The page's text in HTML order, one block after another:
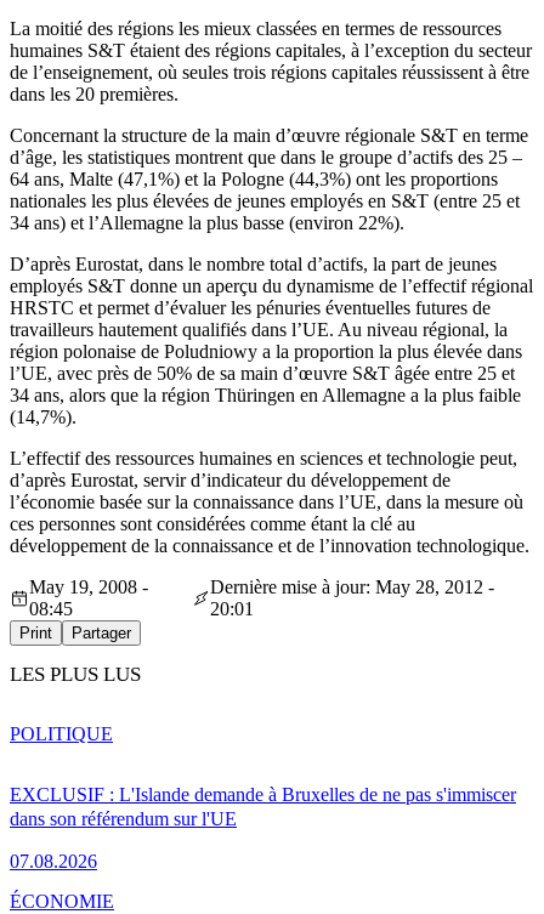
La moitié des régions les mieux classées en termes de ressources
humaines S&T étaient des régions capitales, à l’exception du secteur
de l’enseignement, où seules trois régions capitales réussissent à être
dans les 20 premières.
Concernant la structure de la main d’œuvre régionale S&T en terme
d’âge, les statistiques montrent que dans le groupe d’actifs des 25 –
64 ans, Malte (47,1%) et la Pologne (44,3%) ont les proportions
nationales les plus élevées de jeunes employés en S&T (entre 25 et
34 ans) et l’Allemagne la plus basse (environ 22%).
D’après Eurostat, dans le nombre total d’actifs, la part de jeunes
employés S&T donne un aperçu du dynamisme de l’effectif régional
HRSTC et permet d’évaluer les pénuries éventuelles futures de
travailleurs hautement qualifiés dans l’UE. Au niveau régional, la
région polonaise de Poludniowy a la proportion la plus élevée dans
l’UE, avec près de 50% de sa main d’œuvre S&T âgée entre 25 et
34 ans, alors que la région Thüringen en Allemagne a la plus faible
(14,7%).
L’effectif des ressources humaines en sciences et technologie peut,
d’après Eurostat, servir d’indicateur du développement de
l’économie basée sur la connaissance dans l’UE, dans la mesure où
ces personnes sont considérées comme étant la clé au
développement de la connaissance et de l’innovation technologique.
May 19, 2008 -
08:45
Dernière mise à jour: May 28, 2012 -
20:01
Print Partager
LES PLUS LUS
EXCLUSIF : L'Islande demande à Bruxelles de ne pas s'immiscer
dans son référendum sur l'UE
07.08.2026
POLITIQUE
ÉCONOMIE